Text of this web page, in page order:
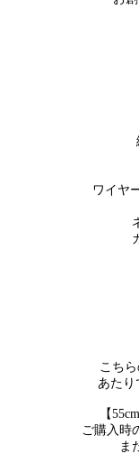
ワイヤ
こち
あたり
【
ご購入時
ま